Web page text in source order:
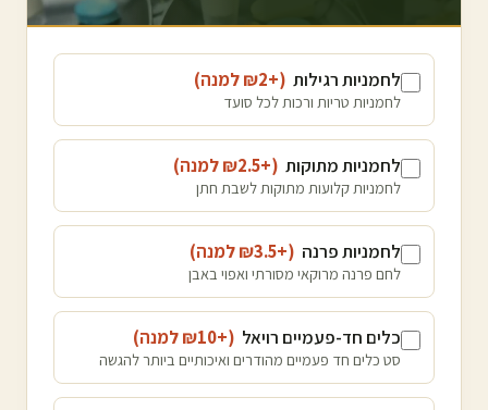
לחמניות רגילות (+₪
2 למנה)
לחמניות טריות ורכות לכל סועד
לחמניות מתוקות (+₪
2.5 למנה)
לחמניות קלועות מתוקות לשבת חתן
לחמניות פרנה (+₪
3.5 למנה)
לחם פרנה מרוקאי מסורתי ואפוי באבן
כלים חד-פעמיים רויאל (+₪
10 למנה)
סט כלים חד פעמיים מהודרים ואיכותיים ביותר להגשה